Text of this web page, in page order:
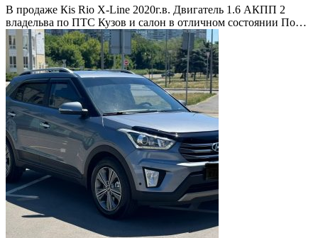
В продаже Кis Rio X-Line 2020г.в. Двигатель 1.6 АКПП 2
владельва по ПТС Кузов и салон в отличном состоянии По…